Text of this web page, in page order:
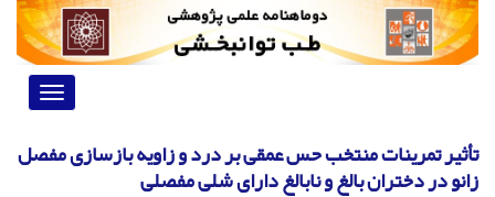
Toggle
تأثیر تمرینات منتخب حس عمقی بر درد و زاویه بازسازی مفصل
زانو در دختران بالغ و نابالغ دارای شلی مفصلی